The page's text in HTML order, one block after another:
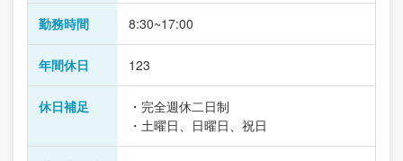
勤務時間 8:30~17:00
年間休日 123
休日補足
・完全週休二日制
・土曜日、日曜日、祝日